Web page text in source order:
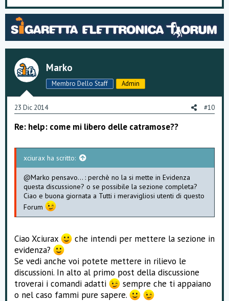
Marko
Membro Dello Staff Admin
23 Dic 2014 #10
Re: help: come mi libero delle catramose??
xciurax ha scritto:
@Marko pensavo... : perchè no la si mette in Evidenza
questa discussione? o se possibile la sezione completa?
Ciao e buona giornata a Tutti i meravigliosi utenti di questo
Forum
Ciao Xciurax
che intendi per mettere la sezione in
evidenza?
Se vedi anche voi potete mettere in rilievo le
discussioni. In alto al primo post della discussione
troverai i comandi adatti
sempre che ti appaiano
o nel caso fammi pure sapere.